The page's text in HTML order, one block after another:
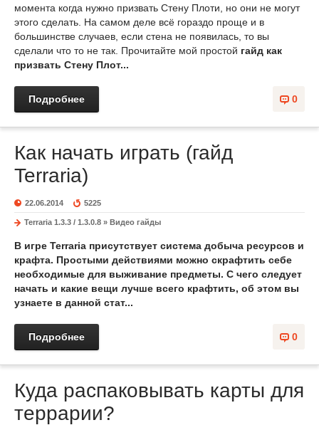
момента когда нужно призвать Cтену Плоти, но они не могут
этого сделать. На самом деле всё гораздо проще и в
большинстве случаев, если стена не появилась, то вы
сделали что то не так. Прочитайте мой простой гайд как
призвать Стену Плот...
0
Подробнее
Как начать играть (гайд
Terraria)
22.06.2014 5225
Terraria 1.3.3 / 1.3.0.8 » Видео гайды
В игре Terraria присутствует система добыча ресурсов и
крафта. Простыми действиями можно скрафтить себе
необходимые для выживание предметы. С чего следует
начать и какие вещи лучше всего крафтить, об этом вы
узнаете в данной стат...
0
Подробнее
Куда распаковывать карты для
террарии?